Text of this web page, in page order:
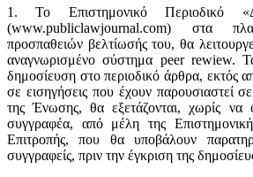
1. Το Επιστημονικό Περιοδικό
(www.publiclawjournal.com) στα
προσπαθειών βελτίωσής του, θα
αναγνωρισμένο σύστημα peer rewiew.
δημοσίευση στο περιοδικό άρθρα, εκτός
σε εισηγήσεις που έχουν παρουσιαστεί
της Ένωσης, θα εξετάζονται, χωρίς να
συγγραφέα, από μέλη της
Επιτροπής, που θα υποβάλουν
συγγραφείς, πριν την έγκριση της